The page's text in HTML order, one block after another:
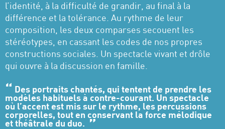
l’identité, à la difficulté de grandir, au final à la
différence et la tolérance. Au rythme de leur
composition, les deux comparses secouent les
stéréotypes, en cassant les codes de nos propres
constructions sociales. Un spectacle vivant et drôle
qui ouvre à la discussion en famille.
Des portraits chantés, qui tentent de prendre les
modèles habituels à contre-courant. Un spectacle
où l’accent est mis sur le rythme, les percussions
corporelles, tout en conservant la force mélodique
et théâtrale du duo.